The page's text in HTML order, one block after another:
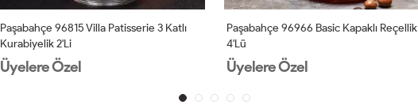
Paşabahçe 96815 Villa Patisserie 3 Katlı
Kurabiyelik 2'li
Üyelere Özel
Paşabahçe 96966 Basic Kapaklı Reçellik
4'lü
Üyelere Özel